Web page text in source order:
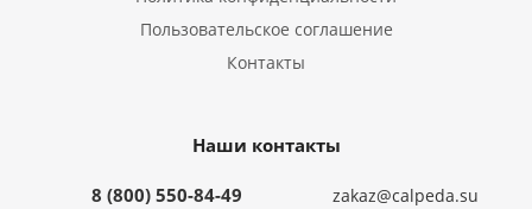
Пользовательское соглашение
Контакты
Наши контакты
8 (800) 550-84-49 zakaz@calpeda.su